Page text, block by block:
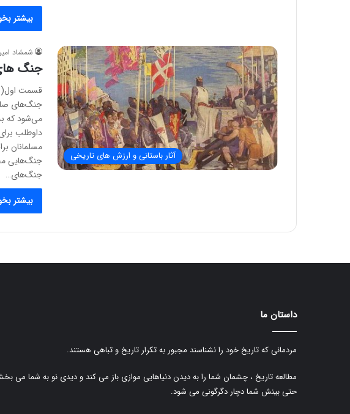
بیشتر
آثار باستانی و ارزش های تاریخی
شمشاد
جنگ
قسمت
جنگ‌های
می‌شود که
داوطلب
مسلمانان
جنگ‌های…
بیشتر
داستان ما
مردمانی که تاریخ خود را نشناسند مجبور به تکرار تاریخ و تباهی هستند.
مطالعه تاریخ ، چشمان شما را به دیدن دنیاهایی موازی باز می کند و دیدی نو به شما می
حتی بینش شما دچار دگرگونی می شود.